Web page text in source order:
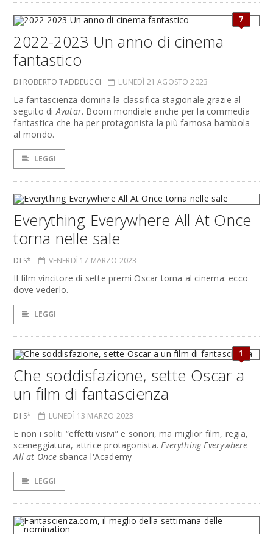
7
2022-2023 Un anno di cinema
fantastico
DI ROBERTO TADDEUCCI LUNEDÌ 21 AGOSTO 2023
La fantascienza domina la classifica stagionale grazie al
seguito diAvatar. Boom mondiale anche per la commedia
fantastica che ha per protagonista la più famosa bambola
al mondo.
LEGGI
Everything Everywhere All At Once
torna nelle sale
DI S* VENERDÌ 17 MARZO 2023
Il film vincitore di sette premi Oscar torna al cinema: ecco
dove vederlo.
LEGGI
1
Che soddisfazione, sette Oscar a
un film di fantascienza
DI S* LUNEDÌ 13 MARZO 2023
E non i soliti “effetti visivi” e sonori, ma miglior film, regia,
sceneggiatura, attrice protagonista.Everything Everywhere
All at Oncesbanca l'Academy
LEGGI